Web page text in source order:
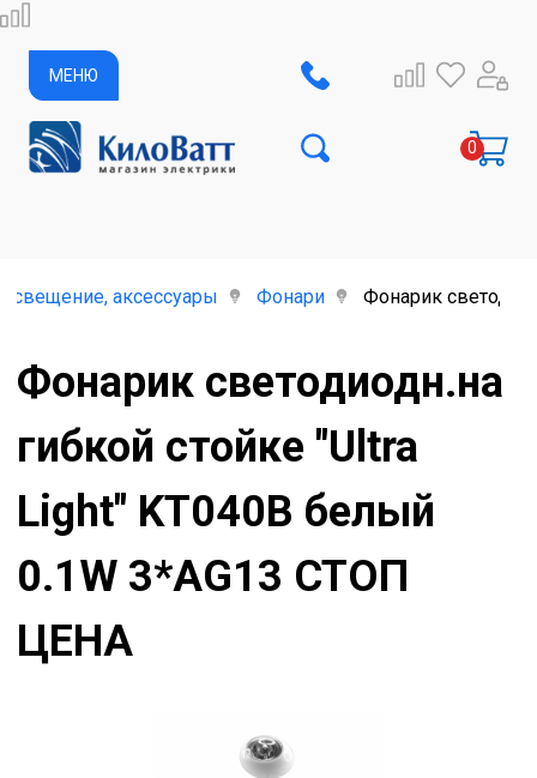
МЕНЮ
аксессуары Фонари Фонарик
Фонарик светодиодн.на
гибкой стойке "Ultra
Light" KT040B белый
0.1W 3*AG13 СТОП
ЦЕНА